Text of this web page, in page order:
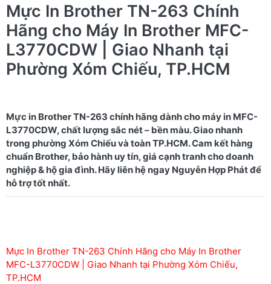
Mực In Brother TN-263 Chính
Hãng cho Máy In Brother MFC-
L3770CDW | Giao Nhanh tại
Phường Xóm Chiếu, TP.HCM
Mực in Brother TN-263 chính hãng dành cho máy in MFC-
L3770CDW, chất lượng sắc nét – bền màu. Giao nhanh
trong phường Xóm Chiếu và toàn TP.HCM. Cam kết hàng
chuẩn Brother, bảo hành uy tín, giá cạnh tranh cho doanh
nghiệp & hộ gia đình. Hãy liên hệ ngay Nguyễn Hợp Phát để
Mực In Brother TN-263 Chính Hãng cho Máy In Brother
MFC-L3770CDW | Giao Nhanh tại Phường Xóm Chiếu,
TP.HCM